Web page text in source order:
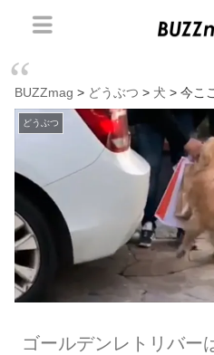
BUZZmag > どうぶつ > 犬 > 今ここ
どうぶつ
ゴールデンレトリバー